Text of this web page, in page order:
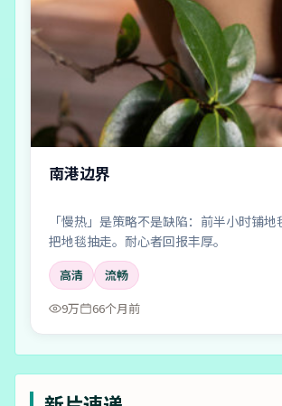
南港边界
「慢热」是策略不是缺陷：前半小时铺
把地毯抽走。耐心者回报丰厚。
高清
流畅
9万
66个月前